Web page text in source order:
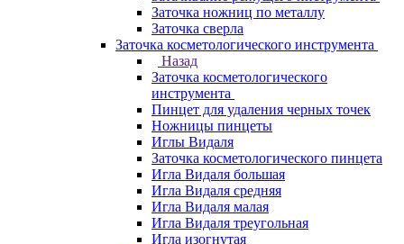
Заточка ножниц по металлу
Заточка сверла
Заточка косметологического инструмента
Назад
Заточка косметологического
инструмента
Пинцет для удаления черных точек
Ножницы пинцеты
Иглы Видаля
Заточка косметологического пинцета
Игла Видаля большая
Игла Видаля средняя
Игла Видаля малая
Игла Видаля треугольная
Игла изогнутая